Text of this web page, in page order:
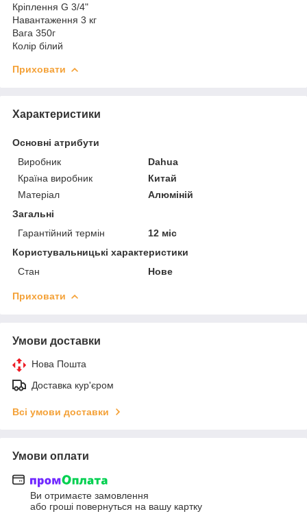
Кріплення G 3/4"
Навантаження 3 кг
Вага 350г
Колір білий
Приховати
Характеристики
Основні атрибути
Виробник
Dahua
Країна виробник
Китай
Матеріал
Алюміній
Загальні
Гарантійний термін
12 міс
Користувальницькі характеристики
Стан
Нове
Приховати
Умови доставки
Нова Пошта
Доставка кур'єром
Всі умови доставки
Умови оплати
Ви отримаєте замовлення
або гроші повернуться на вашу картку